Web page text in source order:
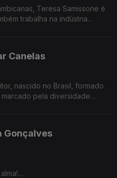
Teresa Samissone é
trabalha na indústria
Canelas
nascido no Brasil, formado
pela diversidade
Gonçalves